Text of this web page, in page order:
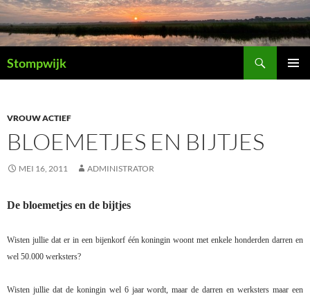
Ga
naar
de
inhoud
Stompwijk
VROUW ACTIEF
BLOEMETJES EN BIJTJES
MEI 16, 2011 ADMINISTRATOR
De bloemetjes en de bijtjes
Wisten jullie dat er in een bijenkorf één koningin woont met enkele honderden darren en
wel 50.000 werksters?
Wisten jullie dat de koningin wel 6 jaar wordt, maar de darren en werksters maar een